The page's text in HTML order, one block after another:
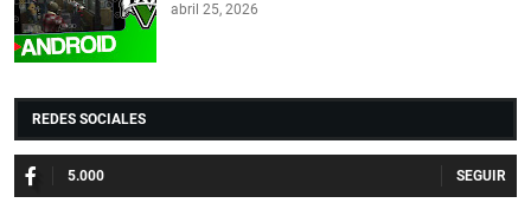
abril 25, 2026
REDES SOCIALES
5.000